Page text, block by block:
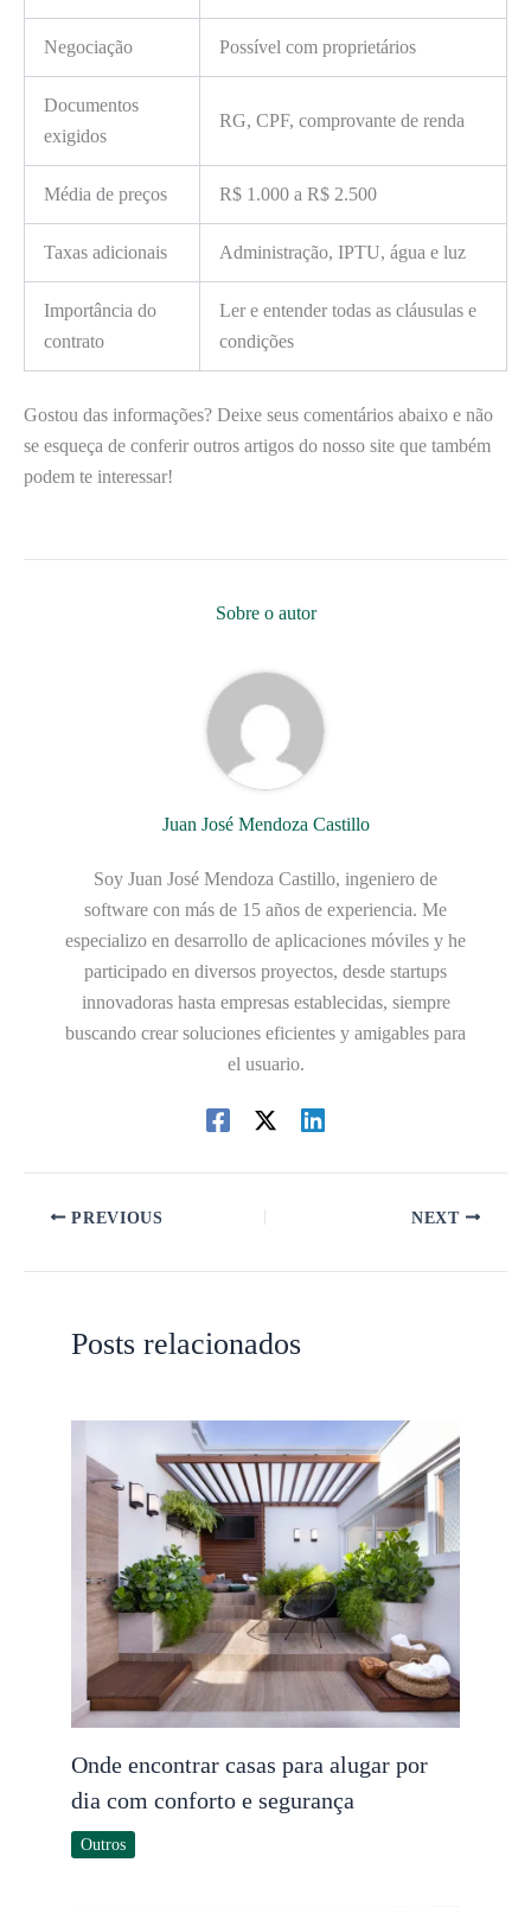
Negociação Possível com proprietários
Documentos
exigidos
RG, CPF, comprovante de renda
Média de preços R$ 1.000 a R$ 2.500
Taxas adicionais Administração, IPTU, água e luz
Importância do
contrato
Ler e entender todas as cláusulas e
condições
Gostou das informações? Deixe seus comentários abaixo e não
se esqueça de conferir outros artigos do nosso site que também
podem te interessar!
Sobre o autor
Juan José Mendoza Castillo
Soy Juan José Mendoza Castillo, ingeniero de
software con más de 15 años de experiencia. Me
especializo en desarrollo de aplicaciones móviles y he
participado en diversos proyectos, desde startups
innovadoras hasta empresas establecidas, siempre
buscando crear soluciones eficientes y amigables para
el usuario.
PREVIOUS NEXT
Posts relacionados
Onde encontrar casas para alugar por
dia com conforto e segurança
Outros